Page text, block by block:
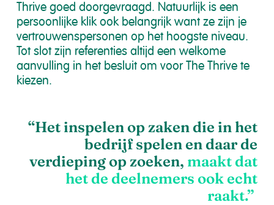
Thrive goed doorgevraagd. Natuurlijk is een
persoonlijke klik ook belangrijk want ze zijn je
vertrouwenspersonen op het hoogste niveau.
Tot slot zijn referenties altijd een welkome
aanvulling in het besluit om voor The Thrive te
kiezen.
“Het inspelen op zaken die in het
bedrijf spelen en daar de
verdieping op zoeken, maakt dat
het de deelnemers ook echt
raakt.”